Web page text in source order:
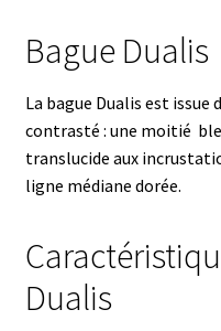
Bague Dualis
La bague Dualis est issue
contrasté : une moitié
translucide aux
ligne médiane dorée.
Dualis